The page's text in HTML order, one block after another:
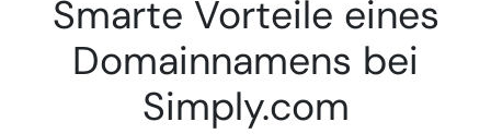
Smarte Vorteile eines
Domainnamens bei
Simply.com